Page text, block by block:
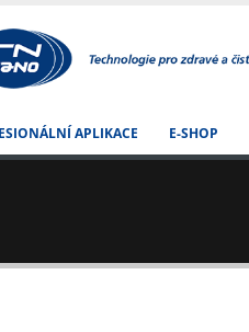
APLIKACE E-SHOP